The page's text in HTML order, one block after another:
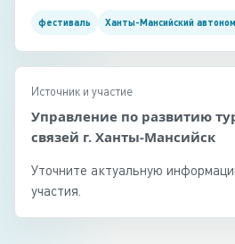
фестиваль Ханты-Мансийский
Источник и участие
Управление по развитию
связей г. Ханты-Мансийск
Уточните актуальную
участия.